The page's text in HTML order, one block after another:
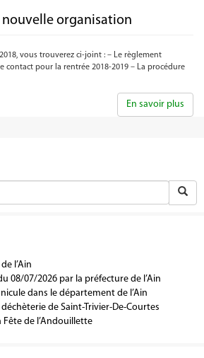
nouvelle organisation
vous trouverez ci-joint : – Le règlement
contact pour la rentrée 2018-2019 – La procédure
En savoir plus
l’Ain
08/07/2026 par la préfecture de l’Ain
dans le département de l’Ain
déchèterie de Saint-Trivier-De-Courtes
de l’Andouillette